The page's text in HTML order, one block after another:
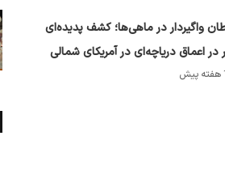
واگیردار در ماهی‌ها؛ کشف پدیده‌ای
در اعماق دریاچه‌ای در آمریکای شمالی
پیش